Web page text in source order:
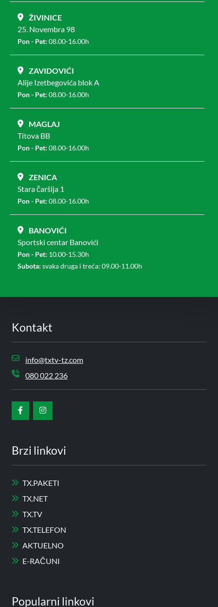
ŽIVINICE
25. Novembra 98
Pon - Pet: 08.00-16.00h
ZAVIDOVIĆI
Alije Izetbegovića blok A
Pon - Pet: 08.00-16.00h
MAGLAJ
Titova BB
Pon - Pet: 08.00-16.00h
ZENICA
Stara čaršija 1
Pon - Pet: 08.00-16.00h
BANOVIĆI
Sportski centar Banovići
Pon - Pet: 10.00-15.30h
Subota: svaka druga i treća: 09.00-11.00h
Kontakt
info@txtv-tz.com
080 022 236
Brzi linkovi
TX.PAKETI
TX.NET
TX.TV
TX.TELEFON
AKTUELNO
E-RAČUNI
Popularni linkovi